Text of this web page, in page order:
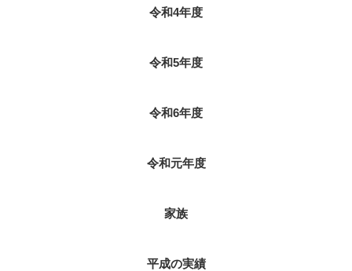
令和4年度
令和5年度
令和6年度
令和元年度
家族
平成の実績